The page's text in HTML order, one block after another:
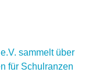
sammelt über
für Schulranzen